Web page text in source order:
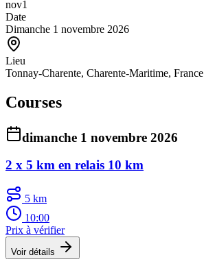
nov1
Date
Dimanche 1 novembre 2026
Lieu
Tonnay-Charente, Charente-Maritime, France
Courses
dimanche 1 novembre 2026
2 x 5 km en relais 10 km
5 km
10:00
Prix à vérifier
Voir détails